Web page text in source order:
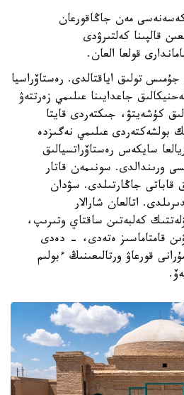
كەسەنەسى مەن جاڭاقورعان
قالپىنا كەلتىرۋدى
قولعا العان.
تولىق اياقتالدى. رەستاۆراسيا
جاعدايىنا عىلىمي زەرتتەۋ
كۇشەيتۋ، جىكتەردى قايتا
بولشەكتەردى عىلىمي نەگىزدە
سايكەس رەستاۆراتسيالىق
ورىندالدى. سونىمەن قاتار
قاباتى جاڭارتىلدى. سۋدان
اتالعان شارالار
كەلبەتىن ساقتاي وتىرىپ،
قامتاماسىز ەتەدى، - دەدى
قورعاۋ ورتالىعىنىڭ ءبولىم